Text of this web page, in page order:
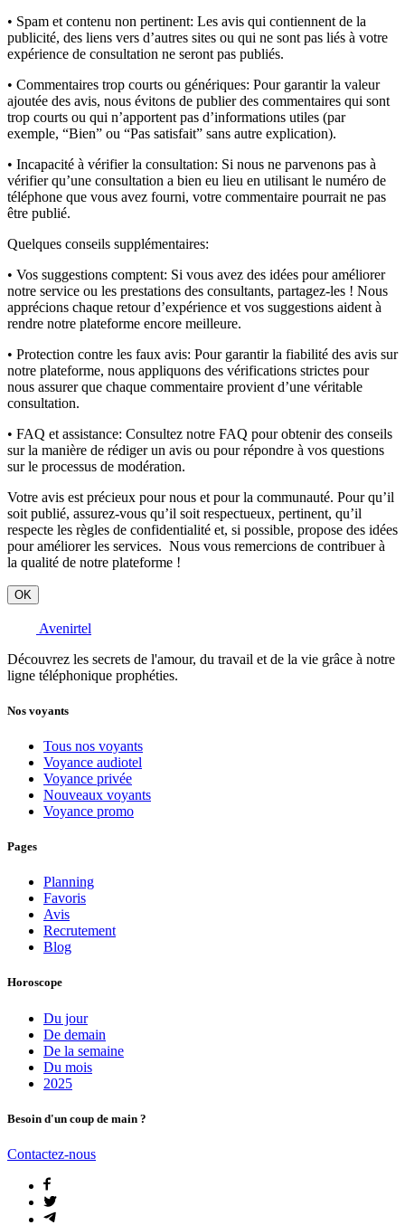
• Spam et contenu non pertinent: Les avis qui contiennent de la
publicité, des liens vers d’autres sites ou qui ne sont pas liés à votre
expérience de consultation ne seront pas publiés.
• Commentaires trop courts ou génériques: Pour garantir la valeur
ajoutée des avis, nous évitons de publier des commentaires qui sont
trop courts ou qui n’apportent pas d’informations utiles (par
exemple, “Bien” ou “Pas satisfait” sans autre explication).
• Incapacité à vérifier la consultation: Si nous ne parvenons pas à
vérifier qu’une consultation a bien eu lieu en utilisant le numéro de
téléphone que vous avez fourni, votre commentaire pourrait ne pas
être publié.
Quelques conseils supplémentaires:
• Vos suggestions comptent: Si vous avez des idées pour améliorer
notre service ou les prestations des consultants, partagez-les ! Nous
apprécions chaque retour d’expérience et vos suggestions aident à
rendre notre plateforme encore meilleure.
• Protection contre les faux avis: Pour garantir la fiabilité des avis sur
notre plateforme, nous appliquons des vérifications strictes pour
nous assurer que chaque commentaire provient d’une véritable
consultation.
• FAQ et assistance: Consultez notre FAQ pour obtenir des conseils
sur la manière de rédiger un avis ou pour répondre à vos questions
sur le processus de modération.
Votre avis est précieux pour nous et pour la communauté. Pour qu’il
soit publié, assurez-vous qu’il soit respectueux, pertinent, qu’il
respecte les règles de confidentialité et, si possible, propose des idées
pour améliorer les services. Nous vous remercions de contribuer à
la qualité de notre plateforme !
OK
Avenirtel
Découvrez les secrets de l'amour, du travail et de la vie grâce à notre
ligne téléphonique prophéties.
Nos voyants
Tous nos voyants
Voyance audiotel
Voyance privée
Nouveaux voyants
Voyance promo
Pages
Planning
Favoris
Avis
Recrutement
Blog
Horoscope
Du jour
De demain
De la semaine
Du mois
2025
Besoin d'un coup de main ?
Contactez-nous